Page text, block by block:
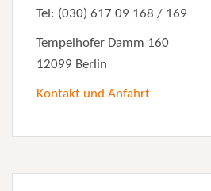
Tel: (030) 617 09 168 / 169
Tempelhofer Damm 160
12099 Berlin
Kontakt und Anfahrt